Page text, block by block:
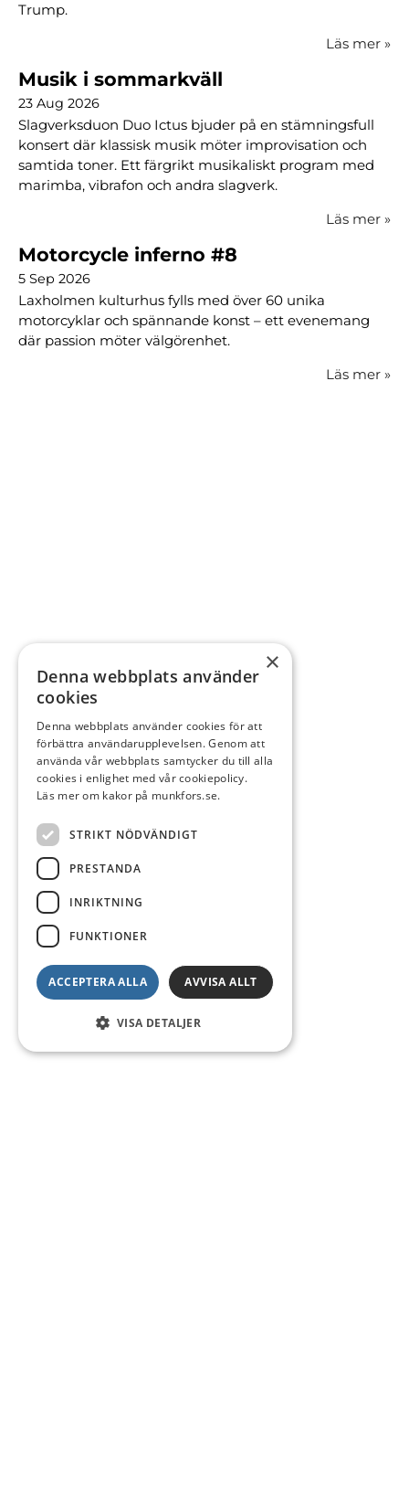
Trump.
Läs mer »
Musik i sommarkväll
23 Aug 2026
Slagverksduon Duo Ictus bjuder på en stämningsfull
konsert där klassisk musik möter improvisation och
samtida toner. Ett färgrikt musikaliskt program med
marimba, vibrafon och andra slagverk.
Läs mer »
Motorcycle inferno #8
5 Sep 2026
Laxholmen kulturhus fylls med över 60 unika
motorcyklar och spännande konst – ett evenemang
där passion möter välgörenhet.
Läs mer »
×
Denna webbplats använder
cookies
Denna webbplats använder cookies för att
förbättra användarupplevelsen. Genom att
använda vår webbplats samtycker du till alla
cookies i enlighet med vår cookiepolicy.
Läs mer om kakor på munkfors.se.
STRIKT NÖDVÄNDIGT
PRESTANDA
INRIKTNING
FUNKTIONER
ACCEPTERA ALLA AVVISA ALLT
VISA DETALJER